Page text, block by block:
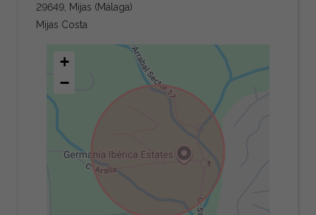
29649, Mijas (Málaga)
Mijas Costa
+
−